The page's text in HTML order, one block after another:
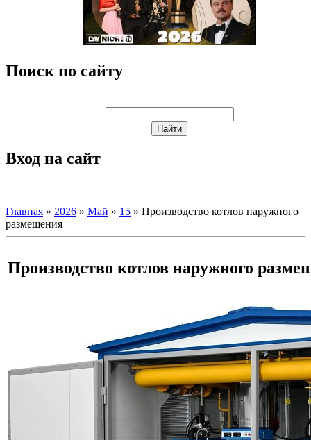
Поиск по сайту
Вход на сайт
Главная » 2026 » Май » 15 » Производство котлов наружного
размещения
Производство котлов наружного